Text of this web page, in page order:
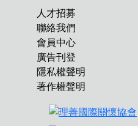
人才招募
聯絡我們
會員中心
廣告刊登
隱私權聲明
著作權聲明